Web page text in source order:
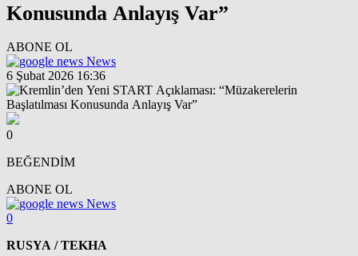
Konusunda Anlayış Var”
ABONE OL
News
6 Şubat 2026 16:36
0
BEĞENDİM
ABONE OL
News
0
RUSYA / TEKHA